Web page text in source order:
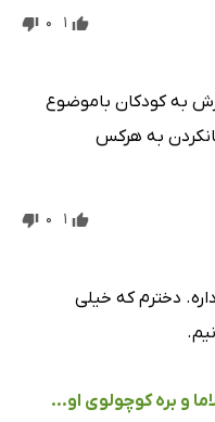
1
0
به کودکان باموضوع
به هرکس
1
0
دخترم که خیلی